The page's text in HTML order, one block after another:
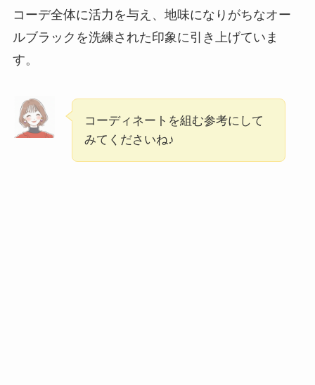
コーデ全体に活力を与え、地味になりがちなオー
ルブラックを洗練された印象に引き上げていま
す。
コーディネートを組む参考にして
みてくださいね♪